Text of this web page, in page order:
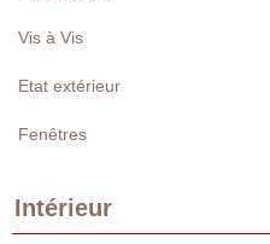
Vis à Vis
Etat extérieur
Fenêtres
Intérieur